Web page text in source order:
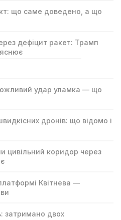
що саме доведено, а що
дефіцит ракет: Трамп
удар уламка — що
дронів: що відомо і
цивільний коридор через
Квітнева —
затримано двох